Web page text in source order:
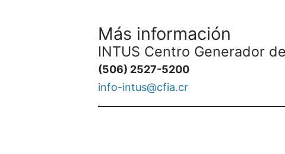
Más información
INTUS Centro Generador
(506) 2527-5200
info-intus@cfia.cr